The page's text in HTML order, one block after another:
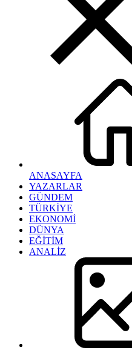
ANASAYFA
YAZARLAR
GÜNDEM
TÜRKİYE
EKONOMİ
DÜNYA
EĞİTİM
ANALİZ